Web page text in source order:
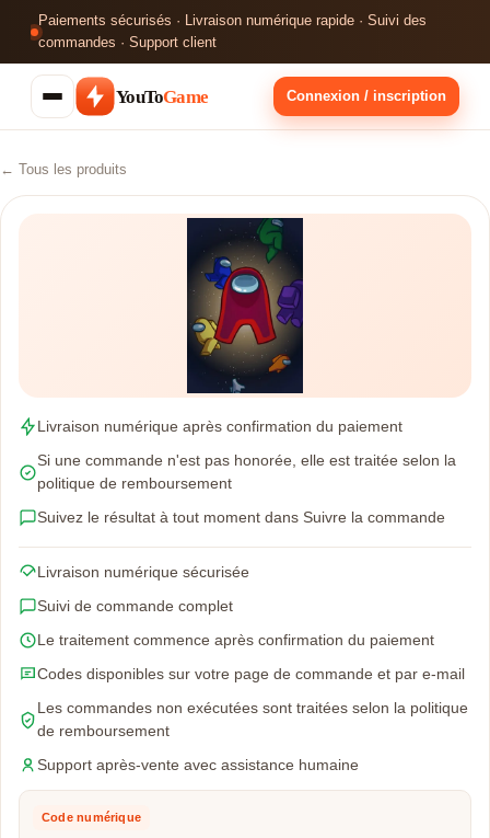
Paiements sécurisés · Livraison numérique rapide · Suivi des
commandes · Support client
YouToGame Connexion / inscription
← Tous les produits
Livraison numérique après confirmation du paiement
Si une commande n'est pas honorée, elle est traitée selon la
politique de remboursement
Suivez le résultat à tout moment dans Suivre la commande
Livraison numérique sécurisée
Suivi de commande complet
Le traitement commence après confirmation du paiement
Codes disponibles sur votre page de commande et par e-mail
Les commandes non exécutées sont traitées selon la politique
de remboursement
Support après-vente avec assistance humaine
Code numérique